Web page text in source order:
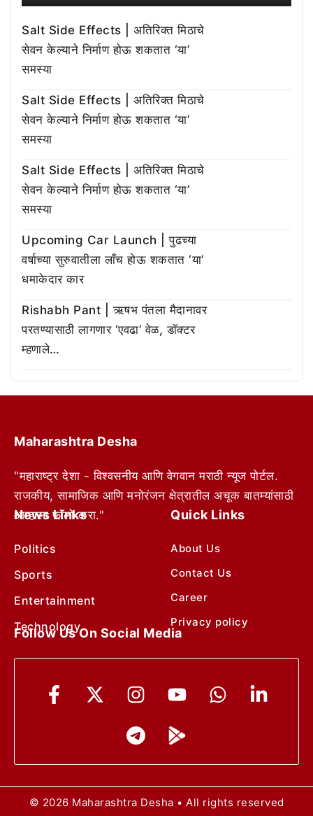
Salt Side Effects | अतिरिक्त मिठाचे
सेवन केल्याने निर्माण होऊ शकतात ‘या’
समस्या
Salt Side Effects | अतिरिक्त मिठाचे
सेवन केल्याने निर्माण होऊ शकतात ‘या’
समस्या
Salt Side Effects | अतिरिक्त मिठाचे
सेवन केल्याने निर्माण होऊ शकतात ‘या’
समस्या
Upcoming Car Launch | पुढच्या
वर्षाच्या सुरुवातीला लाँच होऊ शकतात ‘या’
धमाकेदार कार
Rishabh Pant | ऋषभ पंतला मैदानावर
परतण्यासाठी लागणार ‘एवढा’ वेळ, डॉक्टर
म्हणाले…
Maharashtra Desha
"महाराष्ट्र देशा - विश्वसनीय आणि वेगवान मराठी न्यूज पोर्टल.
राजकीय, सामाजिक आणि मनोरंजन क्षेत्रातील अचूक बातम्यांसाठी
आम्हाला फॉलो करा."
News Links
Politics
Sports
Entertainment
Technology
Quick Links
About Us
Contact Us
Career
Privacy policy
Follow Us On Social Media
© 2026 Maharashtra Desha • All rights reserved